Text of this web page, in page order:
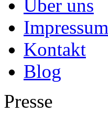
Über uns
Impressum
Kontakt
Blog
Presse